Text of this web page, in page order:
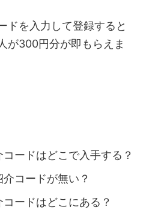
ドを入力して登録すると
が300円分が即もらえま
ードはどこで入手する？
コードが無い？
ードはどこにある？